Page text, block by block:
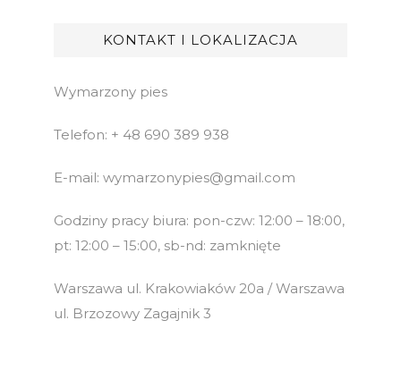
KONTAKT I LOKALIZACJA
Wymarzony pies
Telefon: + 48 690 389 938
E-mail: wymarzonypies@gmail.com
Godziny pracy biura: pon-czw: 12:00 – 18:00,
pt: 12:00 – 15:00, sb-nd: zamknięte
Warszawa ul. Krakowiaków 20a / Warszawa
ul. Brzozowy Zagajnik 3